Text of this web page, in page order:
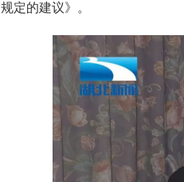
规定的建议》。